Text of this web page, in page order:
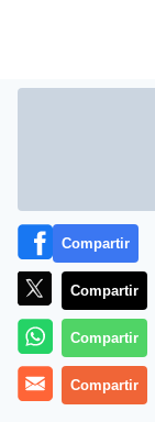
Más información
Compartir
Compartir
Compartir
Compartir